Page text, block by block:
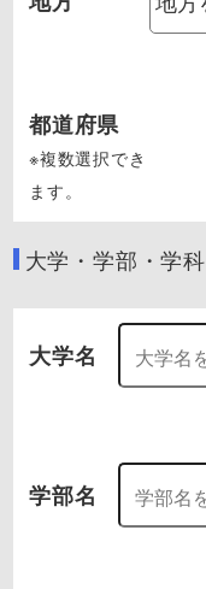
都道府県
※複数選択でき
ます。
大学・学部・学科
大学名
学部名